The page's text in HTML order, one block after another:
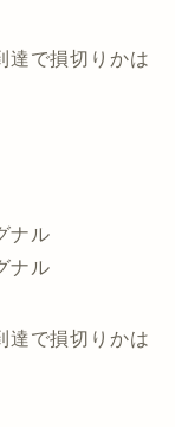
で損切りかは
ナル
ナル
で損切りかは